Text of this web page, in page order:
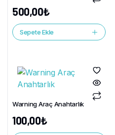
500,00₺
Sepete Ekle
Warning Araç Anahtarlık
100,00₺